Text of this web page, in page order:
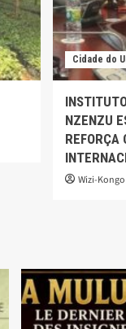
Cidade do
NZENZU
REFORÇA
Wizi-Kongo